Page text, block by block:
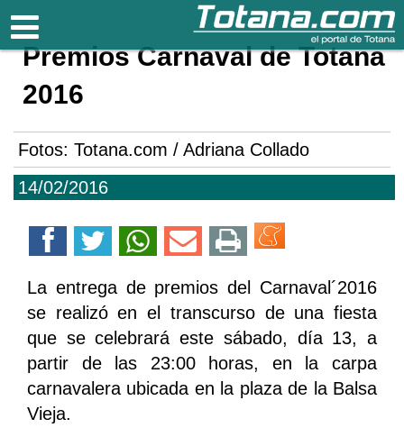
Totana.com
14/02/2016
Premios Carnaval de Totana
2016
Fotos: Totana.com / Adriana Collado
La entrega de premios del Carnaval´2016
se realizó en el transcurso de una fiesta
que se celebrará este sábado, día 13, a
partir de las 23:00 horas, en la carpa
carnavalera ubicada en la plaza de la Balsa
Vieja.